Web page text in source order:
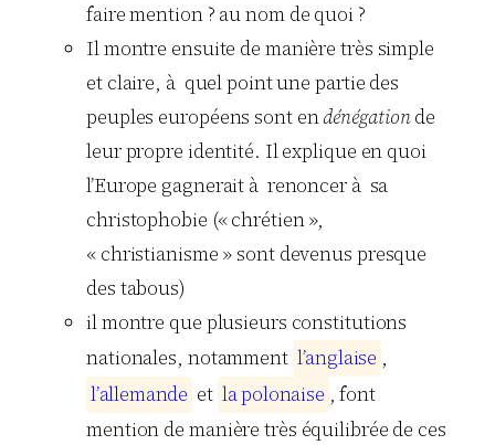
faire mention ? au nom de quoi ?
Il montre ensuite de manière très simple
et claire, à quel point une partie des
peuples européens sont endénégationde
leur propre identité. Il explique en quoi
l’Europe gagnerait à renoncer à sa
christophobie (« chrétien »,
« christianisme » sont devenus presque
des tabous)
il montre que plusieurs constitutions
nationales, notamment l’anglaise ,
l’allemande et lapolonaise , font
mention de manière très équilibrée de ces